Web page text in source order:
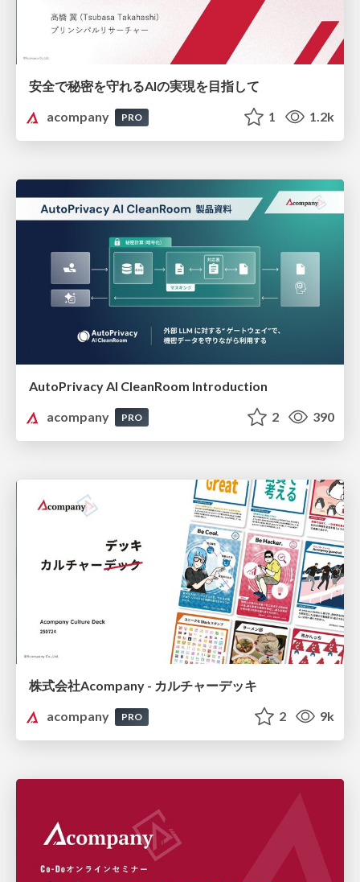
安全で秘密を守れるAIの実現を目指して
acompany
PRO 1 1.2k
AutoPrivacy AI CleanRoom Introduction
acompany
PRO 2 390
株式会社Acompany - カルチャーデッキ
acompany
PRO 2 9k